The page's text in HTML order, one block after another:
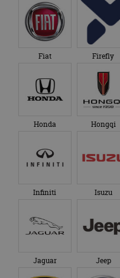
Infiniti Isuzu
Jaguar Jeep
Lamborghini Lancia
Lexus Lightyear